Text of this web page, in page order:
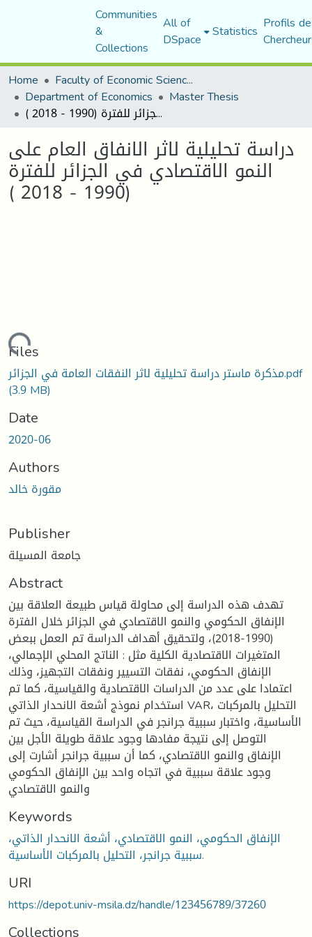
Communities
&
Collections
All of
DSpace Statistics Profils
Home
Faculty of Economic Sciences, Commerce and Management Sciences
Department of Economics Master Thesis
دراسة تحليلية لاثر الانفاق العام على النمو الاقتصادي في الجزائر للفترة (1990 - 2018 )
دراسة تحليلية لاثر الانفاق العام على
النمو الاقتصادي في الجزائر للفترة
(1990 - 2018 )
Loading...
Files
مذكرة ماستر دراسة تحليلية لاثر النفقات العامة في الجزائر.pdf
(3.9 MB)
Date
2020-06
Authors
مقورة خالد
Publisher
جامعة المسيلة
Abstract
تهدف هذه الدراسة إلى محاولة قياس طبيعة العلاقة بين
الإنفاق الحكومي والنمو الاقتصادي في الجزائر خلال الفترة
(1990-2018)، ولتحقيق أهداف الدراسة تم العمل ببعض
المتغيرات الاقتصادية الكلية مثل : الناتج المحلي الإجمالي،
الإنفاق الحكومي، نفقات التسيير ونفقات التجهيز، وذلك
اعتمادا على عدد من الدراسات الاقتصادية والقياسية، كما تم
استخدام نموذج أشعة الانحدار الذاتي VAR، التحليل بالمركبات
الأساسية، واختبار سببية جرانجر في الدراسة القياسية، حيث تم
التوصل إلى نتيجة مفادها وجود علاقة طويلة الأجل بين
الإنفاق والنمو الاقتصادي، كما أن سببية جرانجر أشارت إلى
وجود علاقة سببية في اتجاه واحد بين الإنفاق الحكومي
والنمو الاقتصادي
Keywords
الإنفاق الحكومي، النمو الاقتصادي، أشعة الانحدار الذاتي،
سببية جرانجر، التحليل بالمركبات الأساسية.
URI
https://depot.univ-msila.dz/handle/123456789/37260